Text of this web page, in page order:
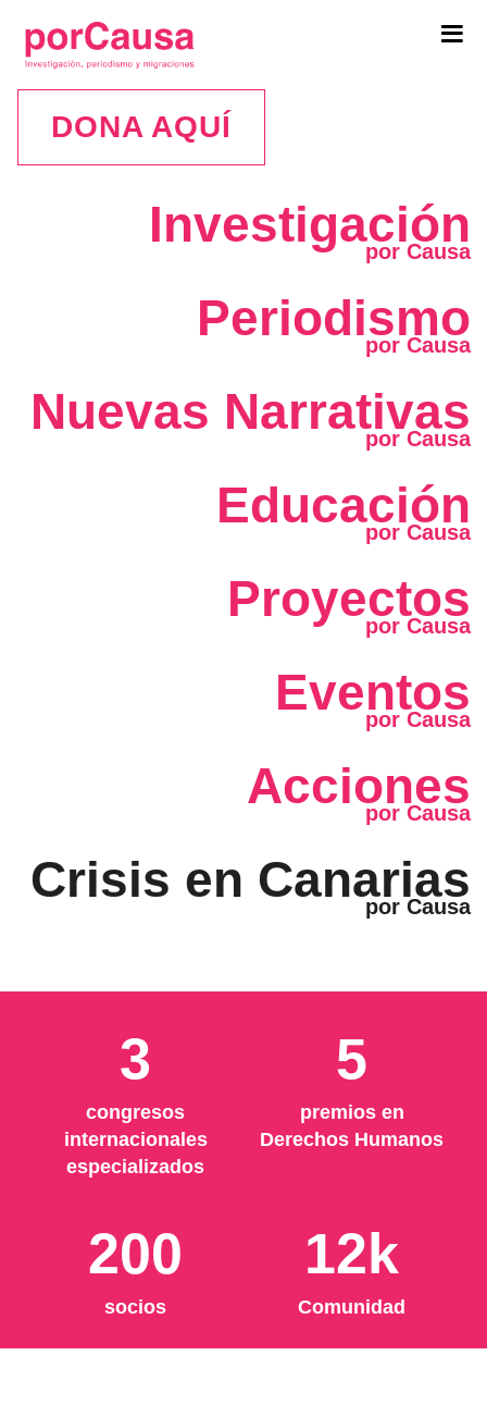
DONA AQUÍ
Investigación
Periodismo
Nuevas Narrativas
Educación
Proyectos
Eventos
Acciones
Crisis en Canarias
3
congresos
internacionales
especializados
5
premios en
Derechos Humanos
200
socios
12k
Comunidad